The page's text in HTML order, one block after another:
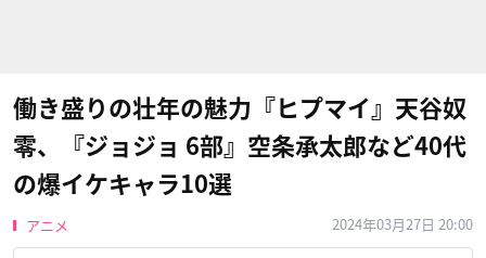
働き盛りの壮年の魅力『ヒプマイ』天谷奴
零、『ジョジョ 6部』空条承太郎など40代
の爆イケキャラ10選
アニメ 2024年03月27日 20:00